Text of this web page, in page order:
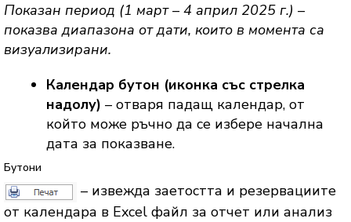
Показан период (1 март – 4 април 2025 г.) –
показва диапазона от дати, които в момента са
визуализирани.
Календар бутон (иконка със стрелка
надолу) – отваря падащ календар, от
който може ръчно да се избере начална
дата за показване.
Бутони
– извежда заетостта и резервациите
от календара в Excel файл за отчет или анализ